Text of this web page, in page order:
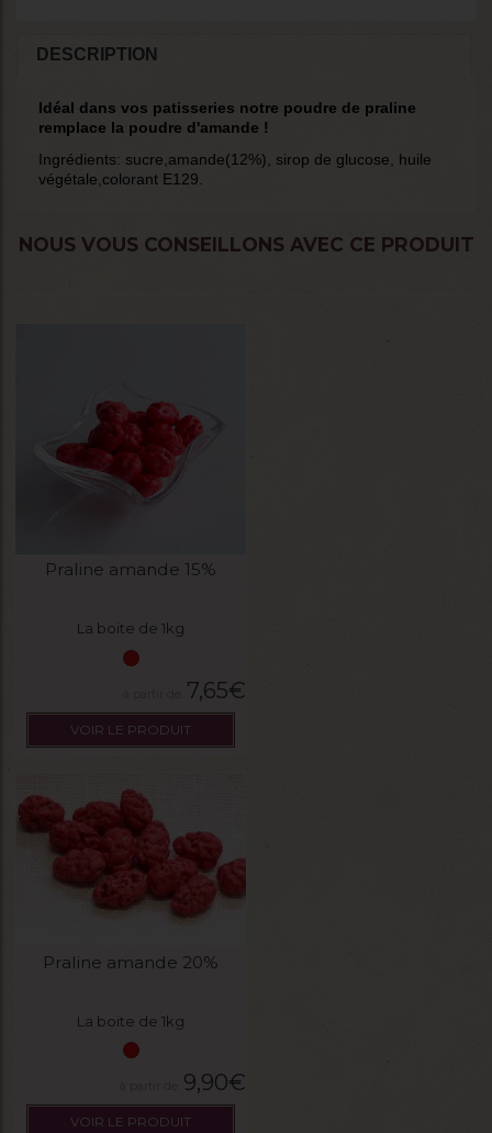
DESCRIPTION
Idéal dans vos patisseries notre poudre de praline
remplace la poudre d'amande !
Ingrédients: sucre,amande(12%), sirop de glucose, huile
végétale,colorant E129.
NOUS VOUS CONSEILLONS AVEC CE PRODUIT
Praline amande 15%
La boite de 1kg
7,65€
VOIR LE PRODUIT
Praline amande 20%
La boite de 1kg
9,90€
VOIR LE PRODUIT